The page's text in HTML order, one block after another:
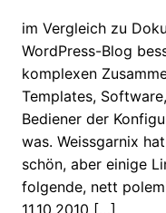
im Vergleich zu
WordPress-Blog
komplexen
Templates,
Bediener der
was. Weissgarnix
schön, aber einige
folgende, nett
11.10.2010 […]